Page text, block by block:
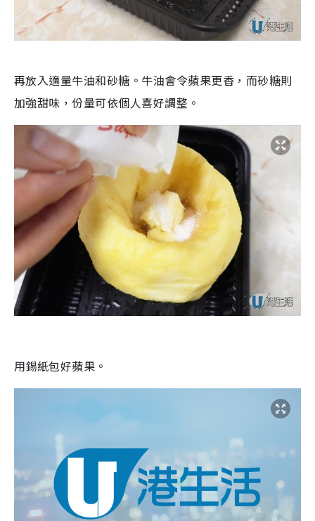
再放入適量牛油和砂糖。牛油會令蘋果更香，而砂糖則
加強甜味，份量可依個人喜好調整。
用錫紙包好蘋果。